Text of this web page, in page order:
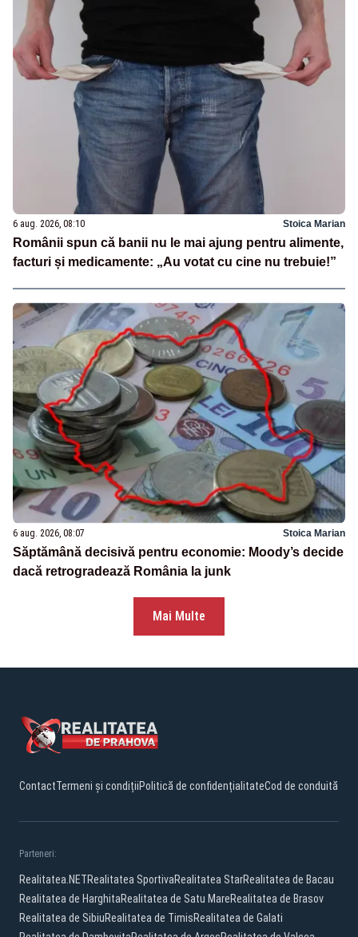
6 aug. 2026, 08:10 Stoica Marian
Românii spun că banii nu le mai ajung pentru alimente,
facturi și medicamente: „Au votat cu cine nu trebuie!”
6 aug. 2026, 08:07 Stoica Marian
Săptămână decisivă pentru economie: Moody’s decide
dacă retrogradează România la junk
Mai Multe
ContactTermeni și condițiiPolitică de confidențialitateCod de conduită
Parteneri:
Realitatea.NETRealitatea SportivaRealitatea StarRealitatea de Bacau
Realitatea de HarghitaRealitatea de Satu MareRealitatea de Brasov
Realitatea de SibiuRealitatea de TimisRealitatea de Galati